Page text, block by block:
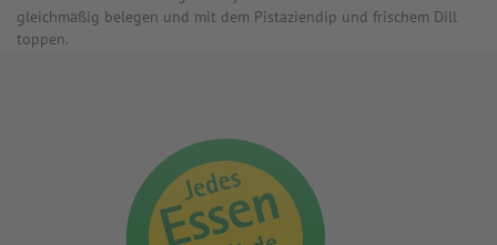
gleichmäßig belegen und mit dem Pistaziendip und frischem Dill
toppen.